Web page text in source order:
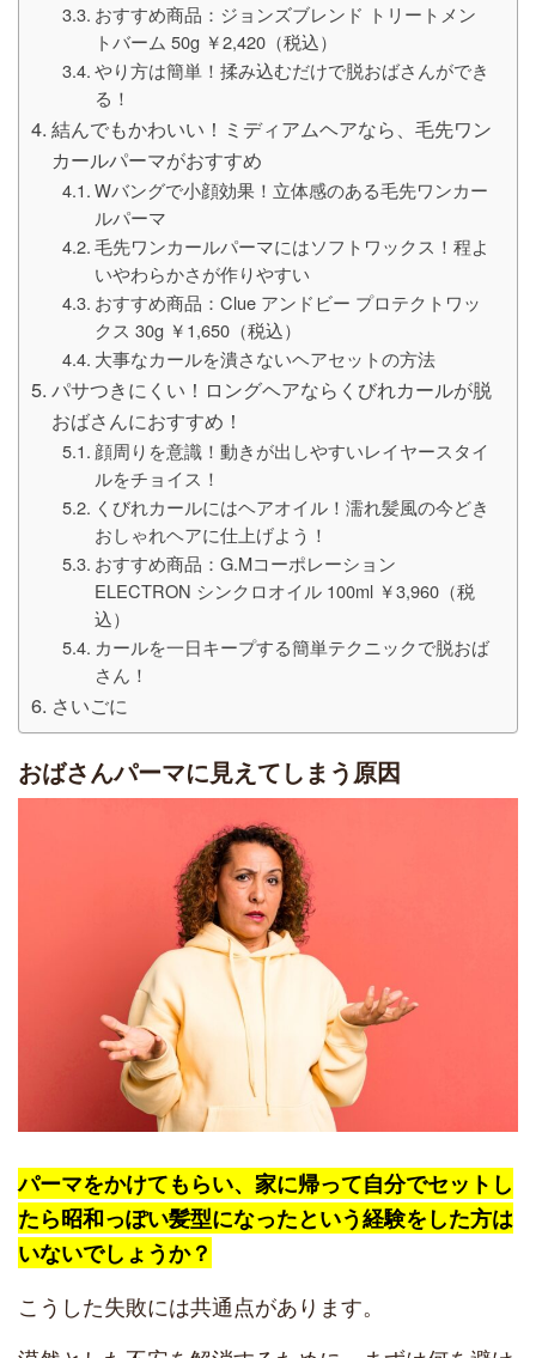
おすすめ商品：ジョンズブレンド トリートメン
トバーム 50g ￥2,420（税込）
やり方は簡単！揉み込むだけで脱おばさんができ
る！
結んでもかわいい！ミディアムヘアなら、毛先ワン
カールパーマがおすすめ
Wバングで小顔効果！立体感のある毛先ワンカー
ルパーマ
毛先ワンカールパーマにはソフトワックス！程よ
いやわらかさが作りやすい
おすすめ商品：Clue アンドビー プロテクトワッ
クス 30g ￥1,650（税込）
大事なカールを潰さないヘアセットの方法
パサつきにくい！ロングヘアならくびれカールが脱
おばさんにおすすめ！
顔周りを意識！動きが出しやすいレイヤースタイ
ルをチョイス！
くびれカールにはヘアオイル！濡れ髪風の今どき
おしゃれヘアに仕上げよう！
おすすめ商品：G.Mコーポレーション
ELECTRON シンクロオイル 100ml ￥3,960（税
込）
カールを一日キープする簡単テクニックで脱おば
さん！
さいごに
おばさんパーマに見えてしまう原因
パーマをかけてもらい、家に帰って自分でセットし
たら昭和っぽい髪型になったという経験をした方は
いないでしょうか？
こうした失敗には共通点があります。